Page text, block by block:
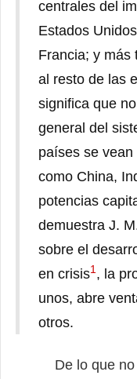
centrales del
Estados
Francia; y más
al resto de las
significa que
general del
países se
como China,
potencias
demuestra J.
sobre el
en crisis1, la
unos, abre
otros.
De lo que no